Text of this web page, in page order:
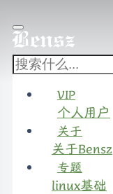
VIP
个人用户
关于
关于Bensz
专题
linux基础